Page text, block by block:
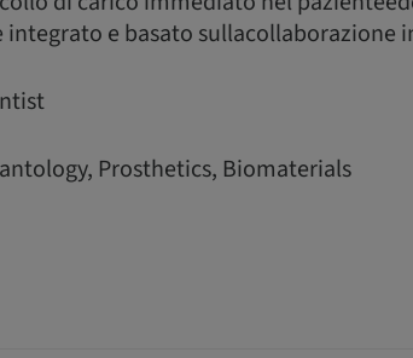
e basato sullacollaborazione
Prosthetics, Biomaterials